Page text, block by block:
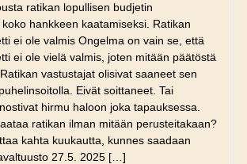
ratikan lopullisen budjetin
hankkeen kaatamiseksi. Ratikan
ei ole valmis Ongelma on vain se, että
ei ole vielä valmis, joten mitään päätöstä
vastustajat olisivat saaneet sen
Eivät soittaneet. Tai
hirmu haloon joka tapauksessa.
ratikan ilman mitään perusteitakaan?
kahta kuukautta, kunnes saadaan
27.5. 2025 […]